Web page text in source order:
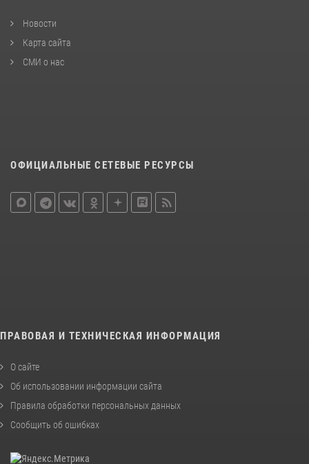
Новости
Карта сайта
СМИ о нас
ОФИЦИАЛЬНЫЕ СЕТЕВЫЕ РЕСУРСЫ
ПРАВОВАЯ И ТЕХНИЧЕСКАЯ ИНФОРМАЦИЯ
О сайте
Об использовании информации сайта
Правила обработки персональных данных
Сообщить об ошибках